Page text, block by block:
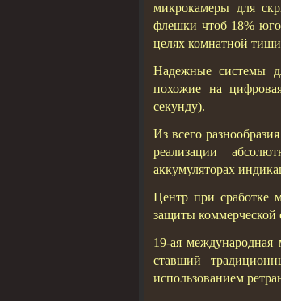
микрокамеры для
флешки чтоб 18%
целях комнатной
Надежные системы
похожие на
секунду).
Из всего
реализации
аккумуляторах
Центр при сработке
защиты коммерческой
19-ая
ставший
использованием